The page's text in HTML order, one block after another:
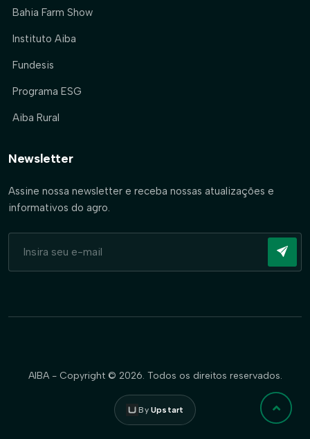
Bahia Farm Show
Instituto Aiba
Fundesis
Programa ESG
Aiba Rural
Newsletter
Assine nossa newsletter e receba nossas atualizações e
informativos do agro.
AIBA - Copyright © 2026. Todos os direitos reservados.
ByUpstart